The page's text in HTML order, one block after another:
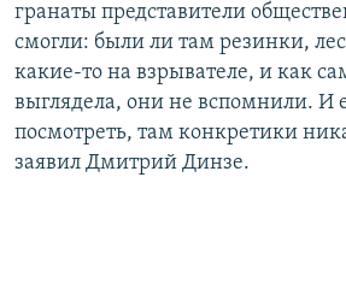
гранаты представители
смогли: были ли там резинки,
какие-то на взрывателе, и как
выглядела, они не вспомнили. И
посмотреть, там конкретики
заявил Дмитрий Динзе.